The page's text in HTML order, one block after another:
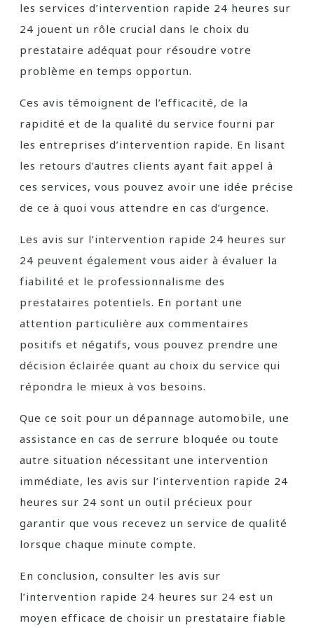
les services d’intervention rapide 24 heures sur
24 jouent un rôle crucial dans le choix du
prestataire adéquat pour résoudre votre
problème en temps opportun.
Ces avis témoignent de l’efficacité, de la
rapidité et de la qualité du service fourni par
les entreprises d’intervention rapide. En lisant
les retours d’autres clients ayant fait appel à
ces services, vous pouvez avoir une idée précise
de ce à quoi vous attendre en cas d’urgence.
Les avis sur l’intervention rapide 24 heures sur
24 peuvent également vous aider à évaluer la
fiabilité et le professionnalisme des
prestataires potentiels. En portant une
attention particulière aux commentaires
positifs et négatifs, vous pouvez prendre une
décision éclairée quant au choix du service qui
répondra le mieux à vos besoins.
Que ce soit pour un dépannage automobile, une
assistance en cas de serrure bloquée ou toute
autre situation nécessitant une intervention
immédiate, les avis sur l’intervention rapide 24
heures sur 24 sont un outil précieux pour
garantir que vous recevez un service de qualité
lorsque chaque minute compte.
En conclusion, consulter les avis sur
l’intervention rapide 24 heures sur 24 est un
moyen efficace de choisir un prestataire fiable